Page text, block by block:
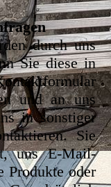
durch uns
Sie diese in
und an uns
in sonstiger
Sie
uns E-Mail-
Produkte oder